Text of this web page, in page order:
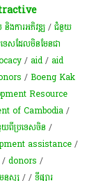
ងការអភិវឌ្ឍ /ជំនួយ
េសដែលមិនមែនជា
/aid /aid
/Boeng Kak
Resource
of Cambodia /
ពីប្រទេសចិន /
assistance /
/donors /
មនុស្ស //​ទីផ្សារ​